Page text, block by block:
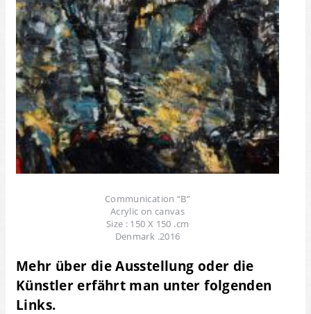
Communication “B”
Acrylic on canvas
Size : 150 X 150 .cm
Denmark .2016
Mehr über die Ausstellung oder die
Künstler erfährt man unter folgenden
Links.